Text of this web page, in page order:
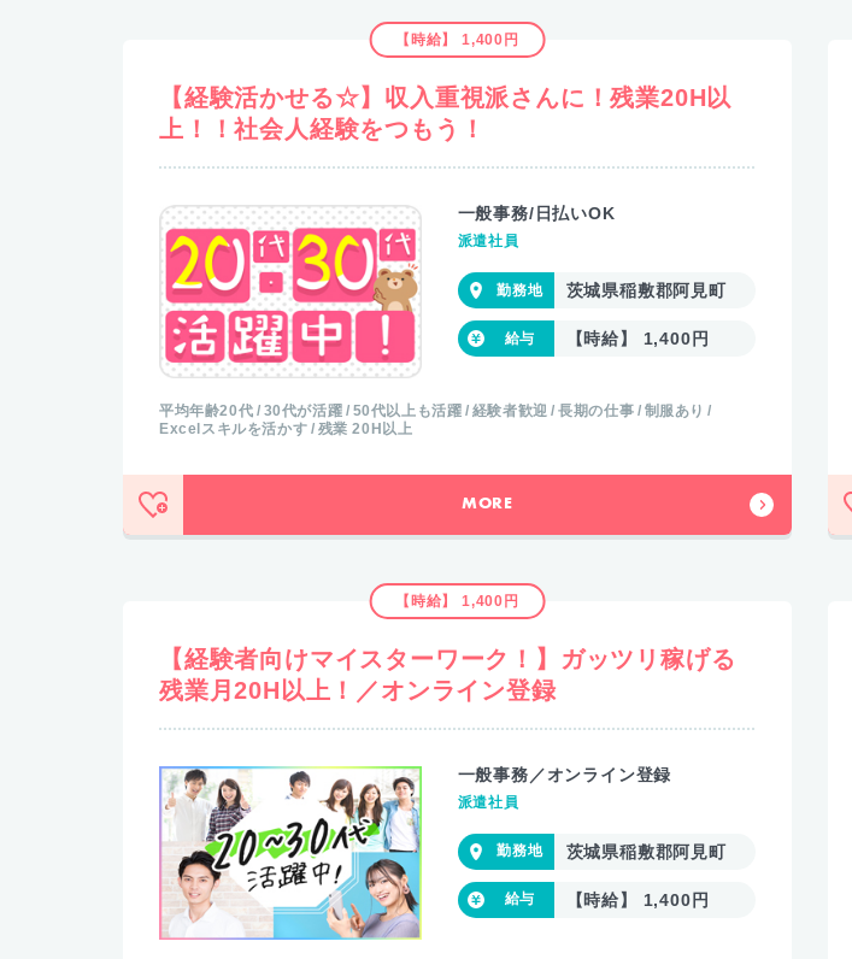
【時給】 1,400円
【経験活かせる☆】収入重視派さんに！残業20H以
上！！社会人経験をつもう！
一般事務/日払いOK
派遣社員
茨城県稲敷郡阿見町
【時給】 1,400円
平均年齢20代 30代が活躍 50代以上も活躍 経験者歓迎 長期の仕事
制服あり
Excelスキルを活かす
残業 20H以上
MORE
【時給】 1,400円
【経験者向けマイスターワーク！】ガッツリ稼げる
残業月20H以上！／オンライン登録
一般事務／オンライン登録
派遣社員
茨城県稲敷郡阿見町
【時給】 1,400円